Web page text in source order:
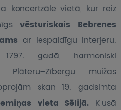
koncertzāle vietā, kur reiz
vēsturiskais Bebrenes
ar iespaidīgu interjeru.
gadā, harmoniski
muižas
skan 19. gadsimta
vieta Sēlijā. Klusā